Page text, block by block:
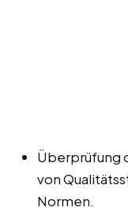
Überprüfung
von
Normen.